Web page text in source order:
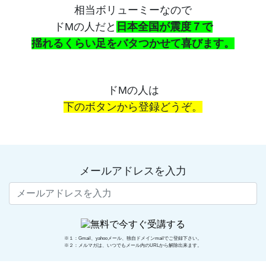
相当ボリューミーなので
ドMの人だと 日本全国が震度７で
揺れるくらい足をバタつかせて喜びます。
ドMの人は
下のボタンから登録どうぞ。
メールアドレスを入力
※１：Gmail、yahooメール、独自ドメインmailでご登録下さい。
※２：メルマガは、いつでもメール内のURLから解除出来ます。